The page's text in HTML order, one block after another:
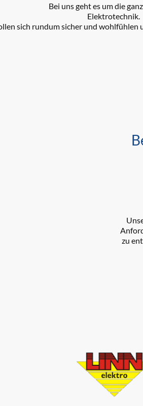
Bei uns geht es um die
Elektrotechnik.
sich rundum sicher und wohlfühlen
zu